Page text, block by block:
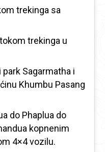
trekinga sa
trekinga u
Sagarmatha i
Khumbu Pasang
do Phaplua do
kopnenim
4×4 vozilu.